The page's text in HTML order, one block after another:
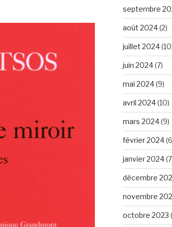
septembre
août 2024(2)
juillet 2024
juin 2024(7)
mai 2024(9)
avril 2024(10)
mars 2024(9)
février 2024
janvier 2024
décembre
novembre
octobre 2023